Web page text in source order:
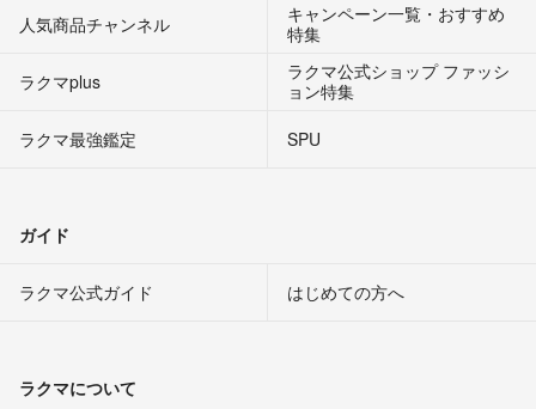
人気商品チャンネル
キャンペーン一覧・おすすめ
特集
ラクマplus
ラクマ公式ショップ ファッシ
ョン特集
ラクマ最強鑑定
SPU
ガイド
ラクマ公式ガイド はじめての方へ
ラクマについて